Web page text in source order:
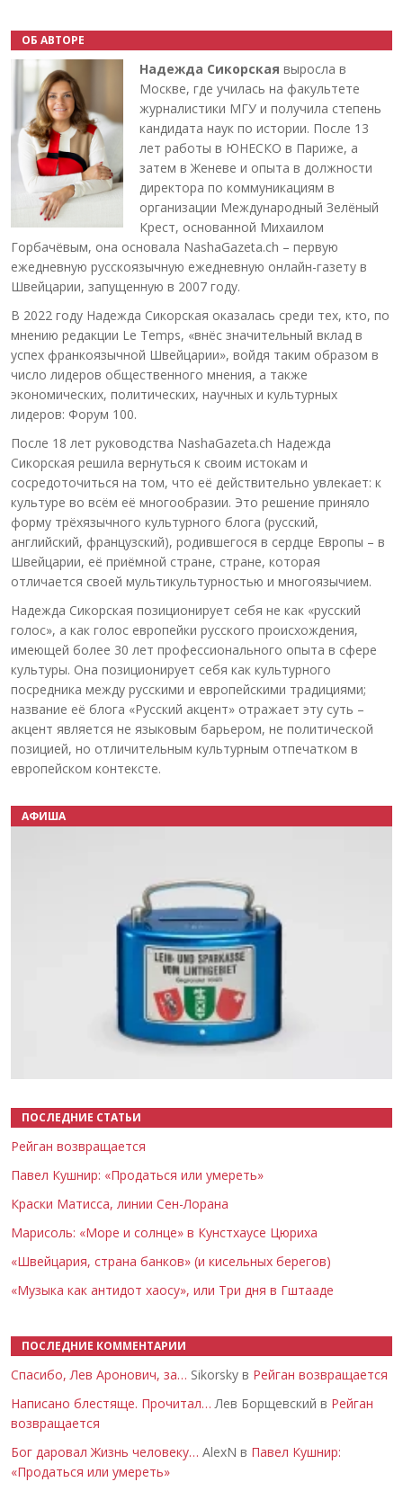
ОБ АВТОРЕ
Надежда Сикорская выросла в
Москве, где училась на факультете
журналистики МГУ и получила степень
кандидата наук по истории. После 13
лет работы в ЮНЕСКО в Париже, а
затем в Женеве и опыта в должности
директора по коммуникациям в
организации Международный Зелёный
Крест, основанной Михаилом
Горбачёвым, она основала NashaGazeta.ch – первую
ежедневную русскоязычную ежедневную онлайн-газету в
Швейцарии, запущенную в 2007 году.
В 2022 году Надежда Сикорская оказалась среди тех, кто, по
мнению редакции Le Temps, «внёс значительный вклад в
успех франкоязычной Швейцарии», войдя таким образом в
число лидеров общественного мнения, а также
экономических, политических, научных и культурных
лидеров: Форум 100.
После 18 лет руководства NashaGazeta.ch Надежда
Сикорская решила вернуться к своим истокам и
сосредоточиться на том, что её действительно увлекает: к
культуре во всём её многообразии. Это решение приняло
форму трёхязычного культурного блога (русский,
английский, французский), родившегося в сердце Европы – в
Швейцарии, её приёмной стране, стране, которая
отличается своей мультикультурностью и многоязычием.
Надежда Сикорская позиционирует себя не как «русский
голос», а как голос европейки русского происхождения,
имеющей более 30 лет профессионального опыта в сфере
культуры. Она позиционирует себя как культурного
посредника между русскими и европейскими традициями;
название её блога «Русский акцент» отражает эту суть –
акцент является не языковым барьером, не политической
позицией, но отличительным культурным отпечатком в
европейском контексте.
АФИША
ПОСЛЕДНИЕ СТАТЬИ
Рейган возвращается
Павел Кушнир: «Продаться или умереть»
Краски Матисса, линии Сен-Лорана
Марисоль: «Море и солнце» в Кунстхаусе Цюриха
«Швейцария, страна банков» (и кисельных берегов)
«Музыка как антидот хаосу», или Три дня в Гштааде
ПОСЛЕДНИЕ КОММЕНТАРИИ
Спасибо, Лев Аронович, за… Sikorsky в Рейган возвращается
Написано блестяще. Прочитал… Лев Борщевский в Рейган
возвращается
Бог даровал Жизнь человеку… AlexN в Павел Кушнир:
«Продаться или умереть»